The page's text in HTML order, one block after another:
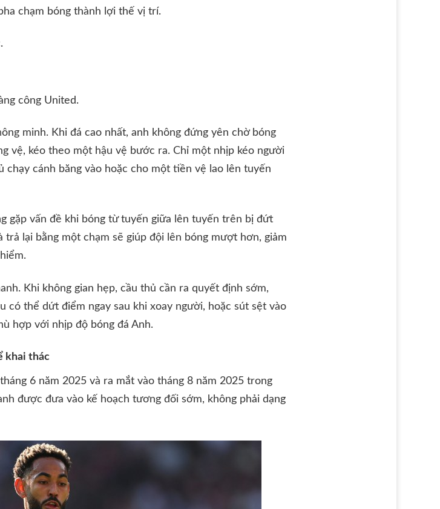
chạm bóng thành lợi thế vị trí.
công United.
minh. Khi đá cao nhất, anh không đứng yên chờ bóng
vệ, kéo theo một hậu vệ bước ra. Chỉ một nhịp kéo người
cánh băng vào hoặc cho một tiền vệ lao lên tuyến
gặp vấn đề khi bóng từ tuyến giữa lên tuyến trên bị đứt
lại bằng một chạm sẽ giúp đội lên bóng mượt hơn, giảm
Khi không gian hẹp, cầu thủ cần ra quyết định sớm,
có thể dứt điểm ngay sau khi xoay người, hoặc sút sệt vào
hợp với nhịp độ bóng đá Anh.
khai thác
6 năm 2025 và ra mắt vào tháng 8 năm 2025 trong
được đưa vào kế hoạch tương đối sớm, không phải dạng